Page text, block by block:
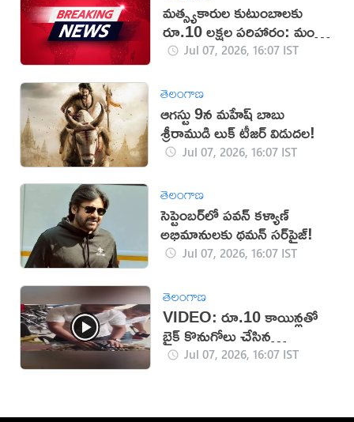
మత్స్యకారుల కుటుంబాలకు
రూ.10 లక్షల పరిహారం: మంత్రి
అచ్చెన్నJul 07, 2026, 16:07 IST
తెలంగాణ
ఆగస్టు 9న మహేష్ బాబు
శ్రీరాముడి లుక్ టీజర్ విడుదల!
Jul 07, 2026, 16:07 IST
తెలంగాణ
సెప్టెంబర్‌లో పవన్ కళ్యాణ్
అభిమానులకు థమన్ సర్‌ప్రైజ్!
Jul 07, 2026, 16:07 IST
తెలంగాణ
VIDEO: రూ.10 కాయిన్లతో
బైక్ కొనుగోలు చేసిన
యువకుడు!
Jul 07, 2026, 16:07 IST